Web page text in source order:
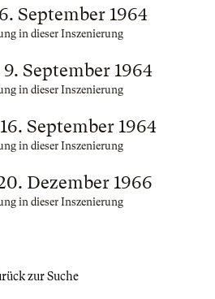
September 1964
in dieser Inszenierung
September 1964
in dieser Inszenierung
September 1964
in dieser Inszenierung
Dezember 1966
in dieser Inszenierung
zur Suche